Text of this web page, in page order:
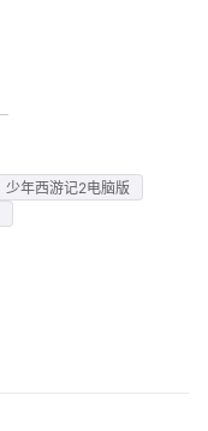
少年西游记2电脑版